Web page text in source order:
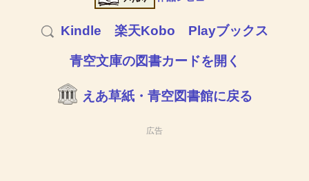
Kindle 楽天Kobo Playブックス
青空文庫の図書カードを開く
えあ草紙・青空図書館に戻る
広告